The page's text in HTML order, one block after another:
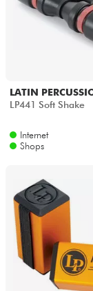
LATIN
LP441 Soft Shake
Internet
Shops